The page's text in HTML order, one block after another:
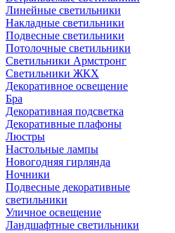
Линейные светильники
Накладные светильники
Подвесные светильники
Потолочные светильники
Светильники Армстронг
Светильники ЖКХ
Декоративное освещение
Бра
Декоративная подсветка
Декоративные плафоны
Люстры
Настольные лампы
Новогодняя гирлянда
Ночники
Подвесные декоративные
светильники
Уличное освещение
Ландшафтные светильники